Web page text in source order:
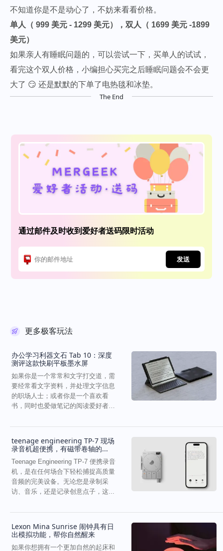
不知道你是不是动心了，不妨来看看价格。
单人（ 999 美元 - 1299 美元），双人（ 1699 美元 -1899
美元）
如果亲人有睡眠问题的，可以尝试一下，买单人的试试，
看完这个双人价格，小编担心买完之后睡眠问题会不会更
大了 😏 还是默默的下单了电热毯和冰垫。
The End
通过邮件及时收到爱好者送码限时活动
发送
更多极客玩法
办公学习利器文石 Tab 10：深度
测评这款快刷平板墨水屏
如果你是一个常常和文字打交道，需
要经常看文字资料，并处理文字信息
的职场人士；或者你是一个喜欢看
书，同时也爱做笔记的阅读爱好者，
teenage engineering TP-7 现场
录音机超便携，有磁带卷轴的...
Teenage Engineering TP-7 便携录音
机，是在任何场合下轻松捕捉高质量
音频的完美设备。无论您是录制采
访、音乐，还是记录创意点子，这...
Lexon Mina Sunrise 闹钟具有日
出模拟功能，帮你自然醒来
如果你想拥有一个更加自然的起床和